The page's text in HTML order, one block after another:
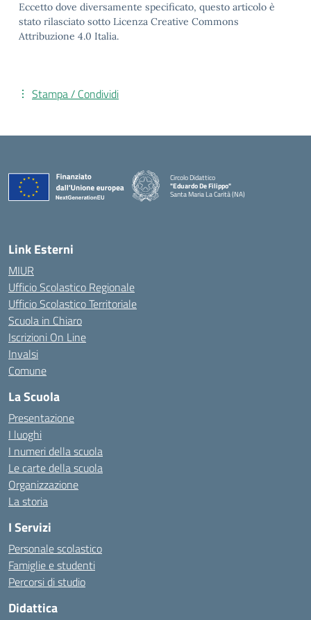
Eccetto dove diversamente specificato, questo articolo è
stato rilasciato sotto Licenza Creative Commons
Attribuzione 4.0 Italia.
Stampa / Condividi
Circolo Didattico
"Eduardo De Filippo"
Santa Maria La Carità (NA)
Link Esterni
MIUR
Ufficio Scolastico Regionale
Ufficio Scolastico Territoriale
Scuola in Chiaro
Iscrizioni On Line
Invalsi
Comune
La Scuola
Presentazione
I luoghi
I numeri della scuola
Le carte della scuola
Organizzazione
La storia
I Servizi
Personale scolastico
Famiglie e studenti
Percorsi di studio
Didattica